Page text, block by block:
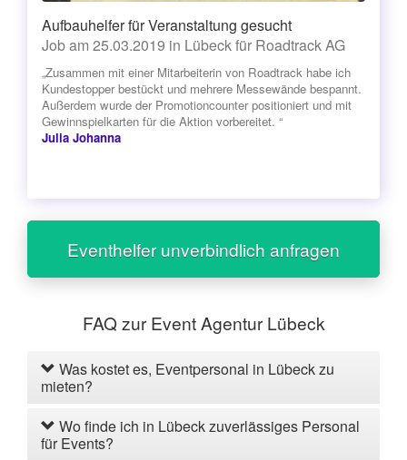
Aufbauhelfer für Veranstaltung gesucht
Job am 25.03.2019 in Lübeck für Roadtrack AG
„Zusammen mit einer Mitarbeiterin von Roadtrack habe ich
Kundestopper bestückt und mehrere Messewände bespannt.
Außerdem wurde der Promotioncounter positioniert und mit
Gewinnspielkarten für die Aktion vorbereitet. “
Julia Johanna
Eventhelfer unverbindlich anfragen
FAQ zur Event Agentur Lübeck
Was kostet es, Eventpersonal in Lübeck zu
mieten?
Wo finde ich in Lübeck zuverlässiges Personal
für Events?